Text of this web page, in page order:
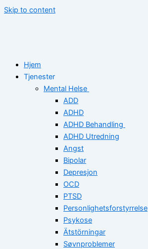
Skip to content
Hjem
Tjenester
Mental Helse
ADD
ADHD
ADHD Behandling
ADHD Utredning
Angst
Bipolar
Depresjon
OCD
PTSD
Personlighetsforstyrrelse
Psykose
Ätstörningar
Søvnproblemer